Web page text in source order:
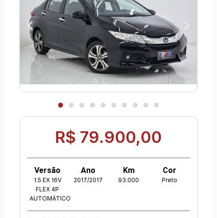
R$ 79.900,00
Versão
1.5 EX 16V
FLEX 4P
AUTOMÁTICO
Ano
2017/2017
Km
93.000
Cor
Preto